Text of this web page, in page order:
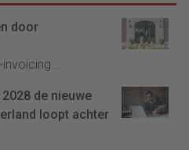
door
de nieuwe
loopt achter